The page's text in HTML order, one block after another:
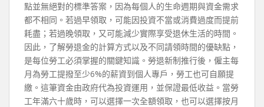
點並無絕對的標準答案，因為每個人的生命週期與資金需求
都不相同。若過早領取，可能因投資不當或消費過度而提前
耗盡；若過晚領取，又可能減少實際享受退休生活的時間。
因此，了解勞退金的計算方式以及不同請領時間的優缺點，
是每位勞工必須掌握的關鍵知識。勞退新制推行後，僱主每
月為勞工提撥至少6%的薪資到個人專戶，勞工也可自願提
繳。這筆資金由政府代為投資運用，並保證最低收益。當勞
工年滿六十歲時，可以選擇一次全額領取，也可以選擇按月